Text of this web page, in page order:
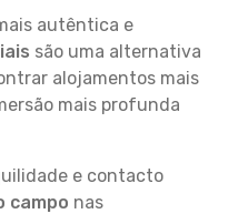
autêntica e
são uma alternativa
alojamentos mais
mais profunda
e contacto
campo nas